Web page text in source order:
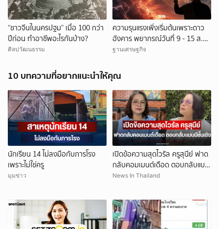
“ชาวจีนในนครปฐม” เมื่อ 100 กว่า
ปีก่อน ทำอาชีพอะไรกันบ้าง?
ศิลปวัฒนธรรม
ความรุนแรงเพิ่งเริ่มต้นเพราะดาว
อังคาร พยากรณ์วันที่ 9 - 15 ส.ค.
2569
ฐานเศรษฐกิจ
10 บทความที่อยากแนะนำให้คุณ
นักเรียน 14 ไม่ลงมือกับภารโรง
เพราะไม่ใช่ครู
มุมข่าว
เปิดข้อความสุดไวรัล ครูสุนีย์ ฟาด
กลับคอมเมนต์เดือด ตอบกลับแบบ
มีชั้นเชิง
News In Thailand